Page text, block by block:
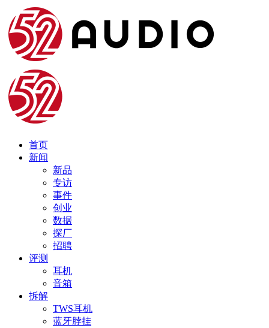
首页
新闻
新品
专访
事件
创业
数据
探厂
招聘
评测
耳机
音箱
拆解
TWS耳机
蓝牙脖挂